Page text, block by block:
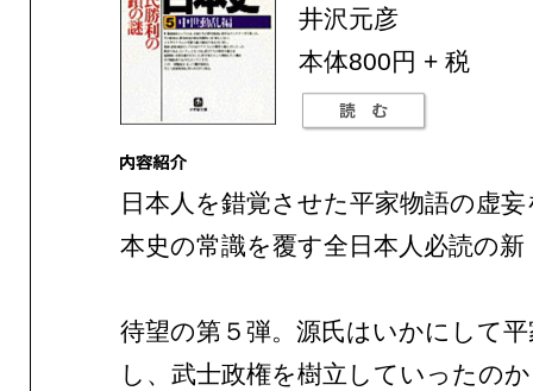
井沢元彦
本体800円 + 税
日本人を錯覚させた平家物語の虚
本史の常識を覆す全日本人必読の新
待望の第５弾。源氏はいかにして
し、武士政権を樹立していったの